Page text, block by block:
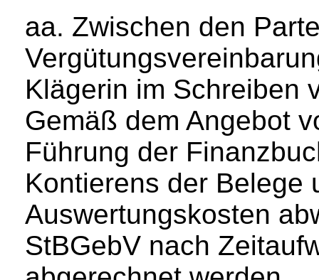
aa. Zwischen den
Klägerin im Schreiben
Gemäß dem Angebot
Führung der
Kontierens der Belege
Auswertungskosten
StBGebV nach